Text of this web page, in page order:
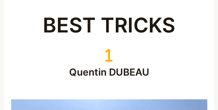
BEST TRICKS
Quentin DUBEAU